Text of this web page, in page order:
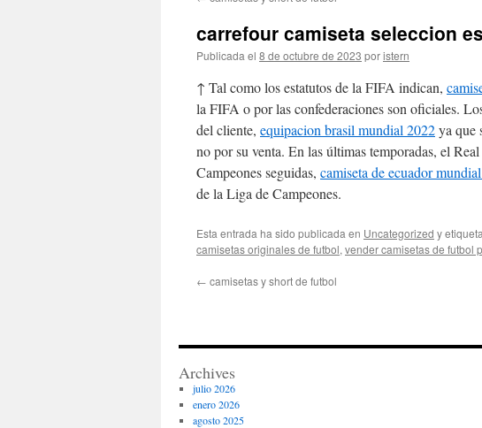
contenido
carrefour camiseta seleccion
Publicada el 8 de octubre de 2023 poristern
↑ Tal como los estatutos de la FIFA indican,
la FIFA o por las confederaciones son oficiales.
del cliente, equipacion brasil mundial 2022ya que
no por su venta. En las últimas temporadas, el
Campeones seguidas, camiseta de ecuador
de la Liga de Campeones.
Esta entrada ha sido publicada en Uncategorized y
camisetas originales de futbol, vender camisetas de futbol
← camisetas y short de futbol
Archives
julio 2026
enero 2026
agosto 2025